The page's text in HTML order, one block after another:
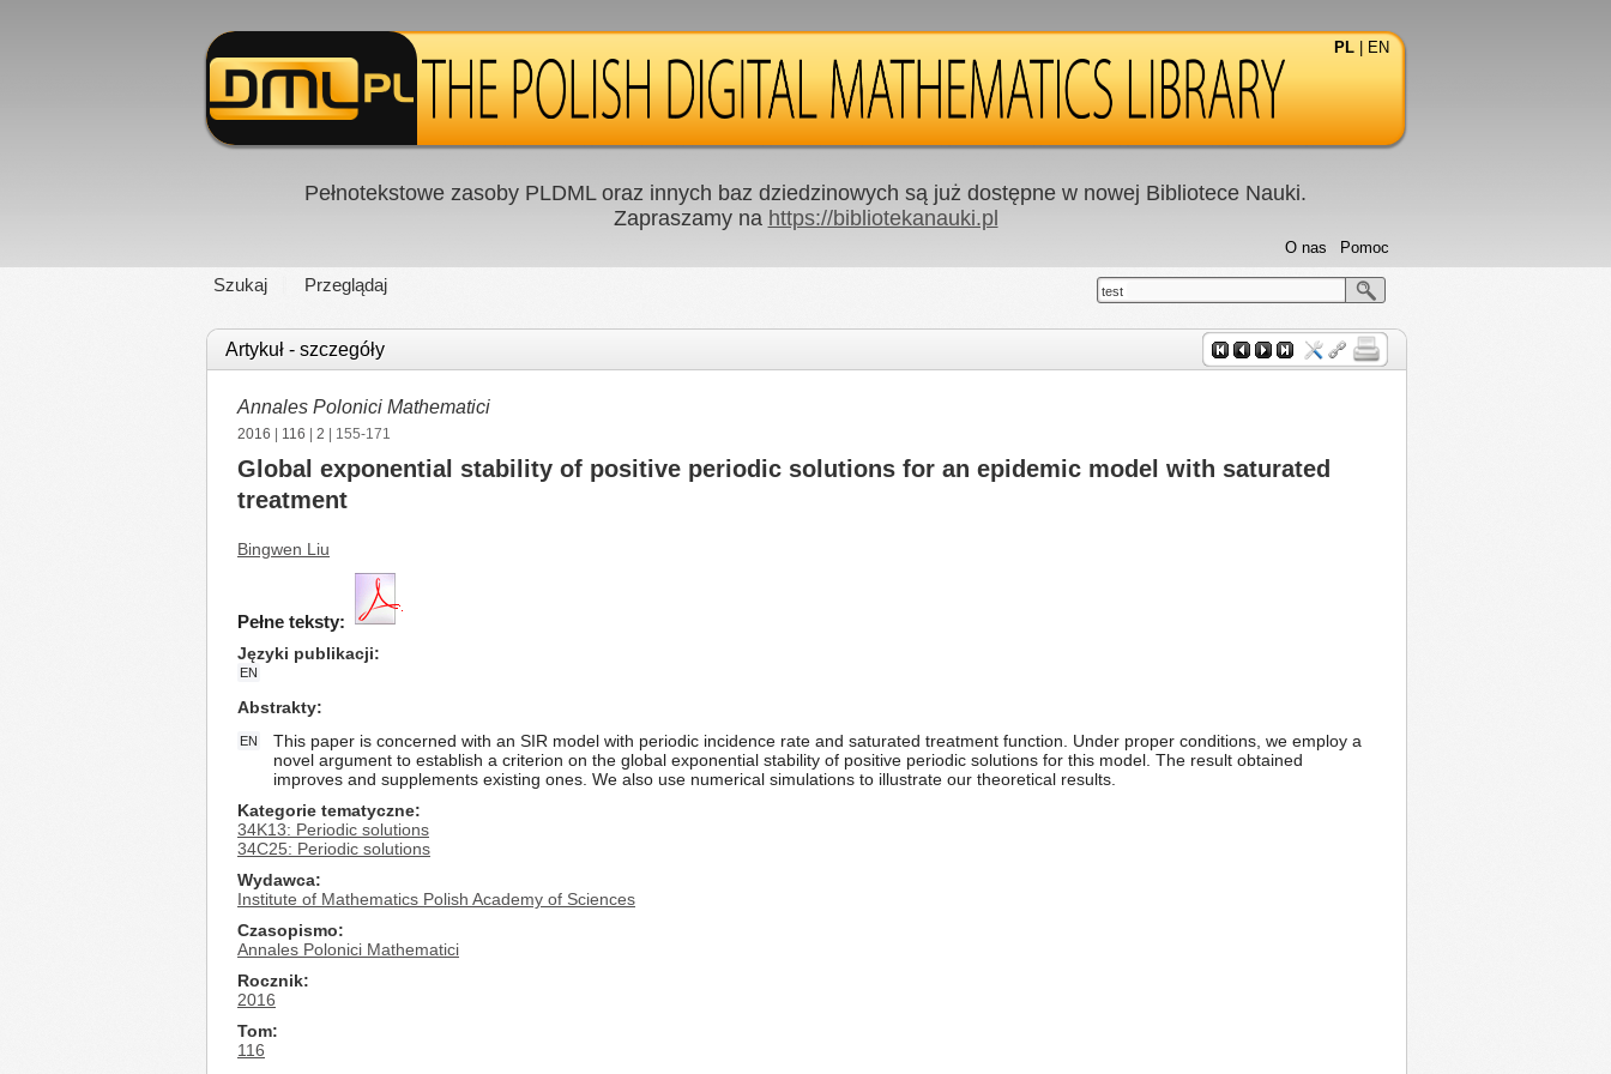
PL EN
Pełnotekstowe zasoby PLDML oraz innych baz dziedzinowych są już dostępne w nowej Bibliotece Nauki.
Zapraszamy na https://bibliotekanauki.pl
Szukaj Przeglądaj
Pomoc
O nas
test
Artykuł - szczegóły
Annales Polonici Mathematici
2016 116 2 | 155-171
Global exponential stability of positive periodic solutions for an epidemic model with saturated
treatment
Bingwen Liu
Pełne teksty:
Języki publikacji
EN
Abstrakty
EN
This paper is concerned with an SIR model with periodic incidence rate and saturated treatment function. Under proper conditions, we employ a
novel argument to establish a criterion on the global exponential stability of positive periodic solutions for this model. The result obtained
improves and supplements existing ones. We also use numerical simulations to illustrate our theoretical results.
Kategorie tematyczne
34K13: Periodic solutions
34C25: Periodic solutions
Wydawca
Institute of Mathematics Polish Academy of Sciences
Czasopismo
Annales Polonici Mathematici
Rocznik
2016
Tom
116